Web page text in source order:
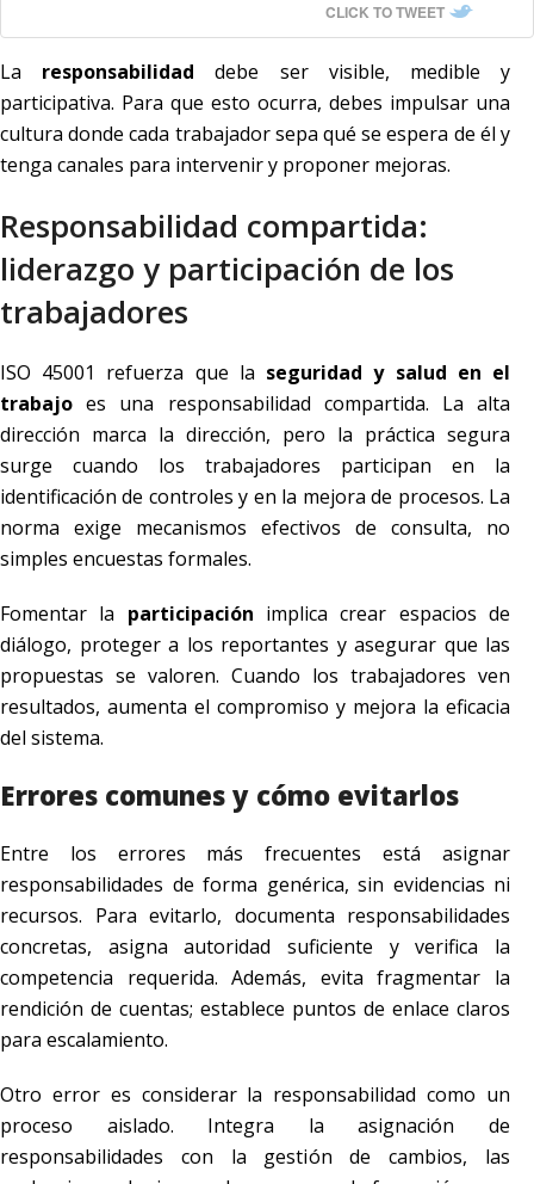
CLICK TO TWEET
La responsabilidad debe ser visible, medible y
participativa. Para que esto ocurra, debes impulsar una
cultura donde cada trabajador sepa qué se espera de él y
tenga canales para intervenir y proponer mejoras.
Responsabilidad compartida:
liderazgo y participación de los
trabajadores
ISO 45001 refuerza que la seguridad y salud en el
trabajo es una responsabilidad compartida. La alta
dirección marca la dirección, pero la práctica segura
surge cuando los trabajadores participan en la
identificación de controles y en la mejora de procesos. La
norma exige mecanismos efectivos de consulta, no
simples encuestas formales.
Fomentar la participación implica crear espacios de
diálogo, proteger a los reportantes y asegurar que las
propuestas se valoren. Cuando los trabajadores ven
resultados, aumenta el compromiso y mejora la eficacia
del sistema.
Errores comunes y cómo evitarlos
Entre los errores más frecuentes está asignar
responsabilidades de forma genérica, sin evidencias ni
recursos. Para evitarlo, documenta responsabilidades
concretas, asigna autoridad suficiente y verifica la
competencia requerida. Además, evita fragmentar la
rendición de cuentas; establece puntos de enlace claros
para escalamiento.
Otro error es considerar la responsabilidad como un
proceso aislado. Integra la asignación de
responsabilidades con la gestión de cambios, las